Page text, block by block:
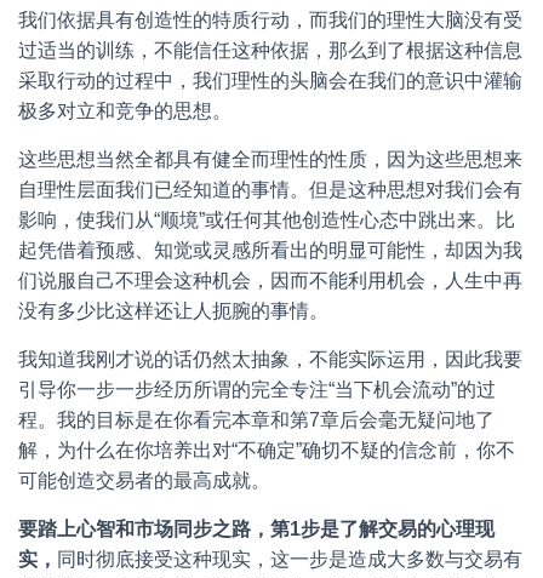
我们依据具有创造性的特质行动，而我们的理性大脑没有受
过适当的训练，不能信任这种依据，那么到了根据这种信息
采取行动的过程中，我们理性的头脑会在我们的意识中灌输
极多对立和竞争的思想。
这些思想当然全都具有健全而理性的性质，因为这些思想来
自理性层面我们已经知道的事情。但是这种思想对我们会有
影响，使我们从“顺境”或任何其他创造性心态中跳出来。比
起凭借着预感、知觉或灵感所看出的明显可能性，却因为我
们说服自己不理会这种机会，因而不能利用机会，人生中再
没有多少比这样还让人扼腕的事情。
我知道我刚才说的话仍然太抽象，不能实际运用，因此我要
引导你一步一步经历所谓的完全专注“当下机会流动”的过
程。我的目标是在你看完本章和第7章后会毫无疑问地了
解，为什么在你培养出对“不确定”确切不疑的信念前，你不
可能创造交易者的最高成就。
要踏上心智和市场同步之路 ， 第1步是了解交易的心理现
实 ， 同时彻底接受这种现实，这一步是造成大多数与交易有